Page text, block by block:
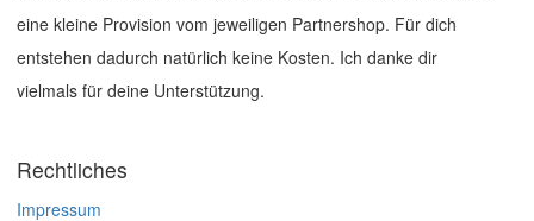
eine kleine Provision vom jeweiligen Partnershop. Für dich
entstehen dadurch natürlich keine Kosten. Ich danke dir
vielmals für deine Unterstützung.
Rechtliches
Impressum